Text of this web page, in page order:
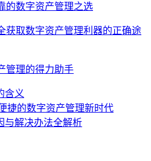
的数字资产管理之选
获取数字资产管理利器的正确途
管理的得力助手
含义
捷的数字资产管理新时代
与解决办法全解析